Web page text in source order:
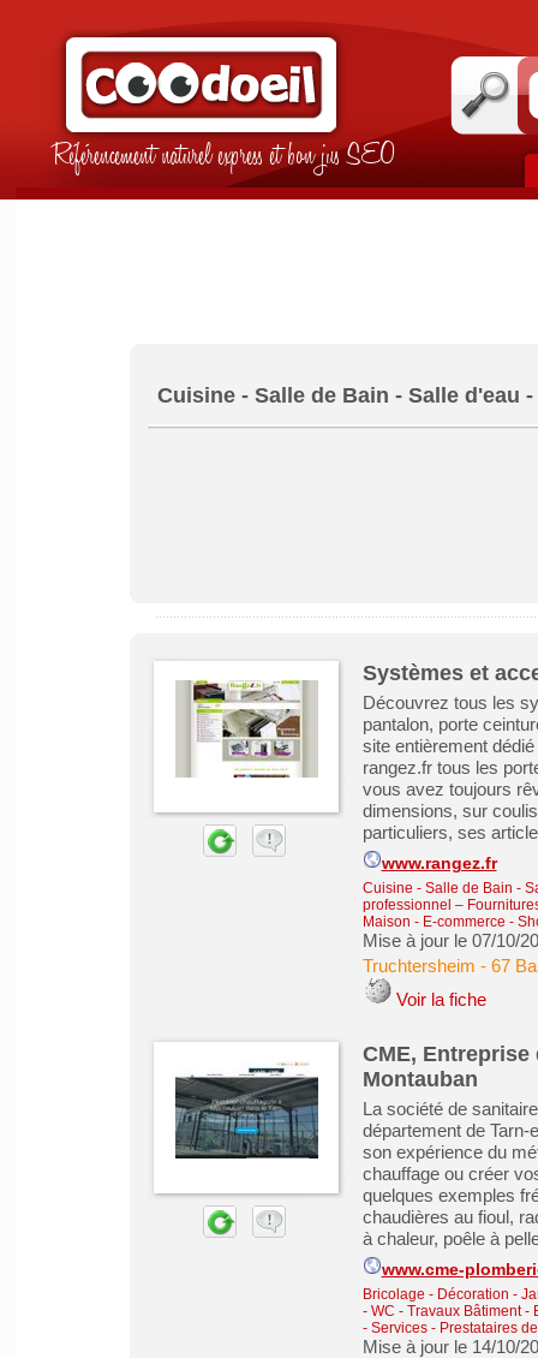
Référencement naturel express et bon jus SEO
Cuisine - Salle de Bain - Salle d'eau
Systèmes et
Découvrez tous les
pantalon, porte
site entièrement
rangez.fr tous les
vous avez toujours
dimensions, sur
particuliers, ses
www.rangez.fr
Cuisine - Salle de Bain -
professionnel –
Maison - E-commerce -
Mise à jour le 07/10/
Truchtersheim - 67
Voir la fiche
CME, Entreprise
Montauban
La société de
département de
son expérience du
chauffage ou créer
quelques exemples
chaudières au fioul,
à chaleur, poêle à
www.cme-
Bricolage - Décoration -
- WC - Travaux Bâtiment -
- Services - Prestataires
Mise à jour le 14/10/